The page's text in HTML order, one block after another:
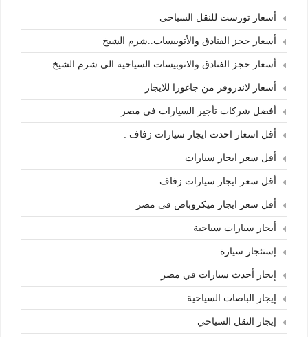
أسعار تورست للنقل السياحى
أسعار حجز الفنادق والأتوبيسات..شرم الشيخ
أسعار حجز الفنادق والاتوبيسات السياحية الي شرم الشيخ
أسعار لاندروفر من جاغورا للايجار
أفضل شركات تأجير السيارات في مصر
أقل اسعار احدث ايجار سيارات زفاف :
أقل سعر ايجار سيارات
أقل سعر ايجار سيارات زفاف
أقل سعر ايجار ميكروباص فى مصر
أيجار سيارات سياحية
إستئجار سيارة
إيجار أحدث سيارات في مصر
إيجار الباصات السياحية
إيجار النقل السياحي